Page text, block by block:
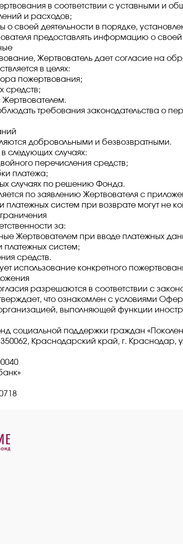
в соответствии с уставными и
и расходов;
о своей деятельности в порядке,
предоставлять информацию о
Жертвователь дает согласие на
в целях:
пожертвования;
средств;
Жертвователем.
требования законодательства о
добровольными и безвозвратными.
следующих случаях:
перечисления средств;
платежа;
случаях по решению Фонда.
по заявлению Жертвователя с
платежных систем при возврате могут не
за:
Жертвователем при вводе платежных
платежных систем;
средств.
использование конкретного
разрешаются в соответствии с
что ознакомлен с условиями
выполняющей функции
социальной поддержки граждан
Краснодарский край, г. Краснодар,